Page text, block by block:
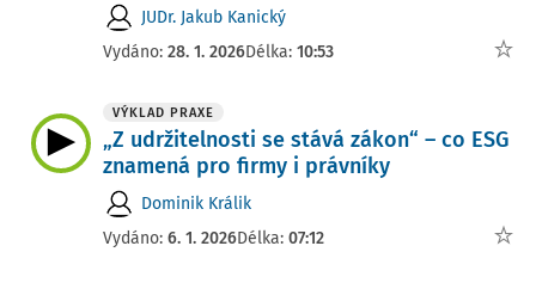
JUDr. Jakub Kanický
Vydáno: 28. 1. 2026Délka: 10:53
VÝKLAD PRAXE
„Z udržitelnosti se stává zákon“ – co ESG
znamená pro firmy i právníky
Dominik Králik
Vydáno: 6. 1. 2026Délka: 07:12